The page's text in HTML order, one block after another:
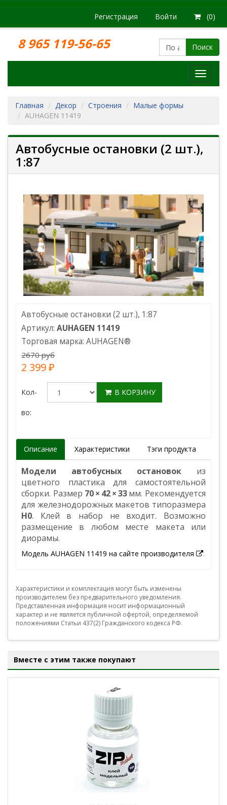
Регистрация Войти (0)
8 965 119-56-65 Поиск
Модели
Главная
Декор Строения
Малые формы
AUHAGEN 11419
Автобусные остановки (2 шт.),
1:87
Автобусные остановки (2 шт.), 1:87
Артикул: AUHAGEN 11419
Торговая марка: AUHAGEN®
2670 руб
2 399 ₽
Кол-
во:
В КОРЗИНУ
Описание Характеристики Тэги продукта
Модели автобусных остановок из
цветного пластика для самостоятельной
сборки. Размер 70 × 42 × 33мм. Рекомендуется
для железнодорожных макетов типоразмера
H0. Клей в набор не входит. Возможно
размещение в любом месте макета или
диорамы.
Модель AUHAGEN 11419 на сайте производителя .
Характеристики и комплектация могут быть изменены
производителем без предварительного уведомления.
Представленная информация носит информационный
характер и не является публичной офертой, определяемой
положениями Статьи 437(2) Гражданского кодекса РФ.
Вместе с этим также покупают